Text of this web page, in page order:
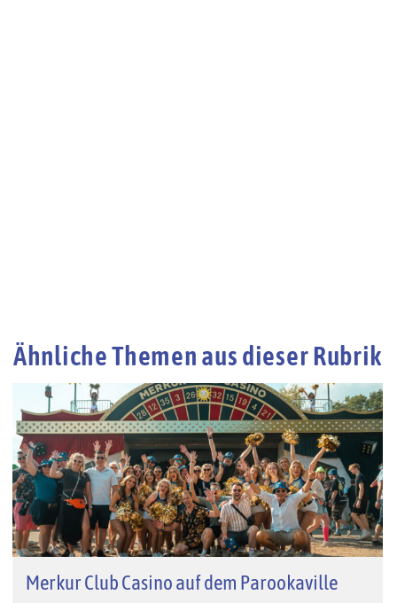
Ähnliche Themen aus dieser Rubrik
Merkur Club Casino auf dem Parookaville